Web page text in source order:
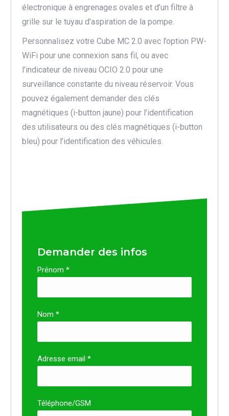
électronique à engrenages ovales et d’un filtre à
grille sur le tuyau d’aspiration de la pompe.
Personnalisez votre Cube MC 2.0 avec l’option PW-
WiFi pour une connexion sans fil, ou avec
l’indicateur de niveau OCIO 2.0 pour une
surveillance constante du niveau réservoir. Vous
pouvez également demander des clés
magnétiques (i-button jaune) pour l’identification
des utilisateurs ou des clés magnétiques (i-button
bleu) pour l’identification des véhicules.
Demander des infos
Prénom *
Nom *
Adresse email *
Téléphone/GSM